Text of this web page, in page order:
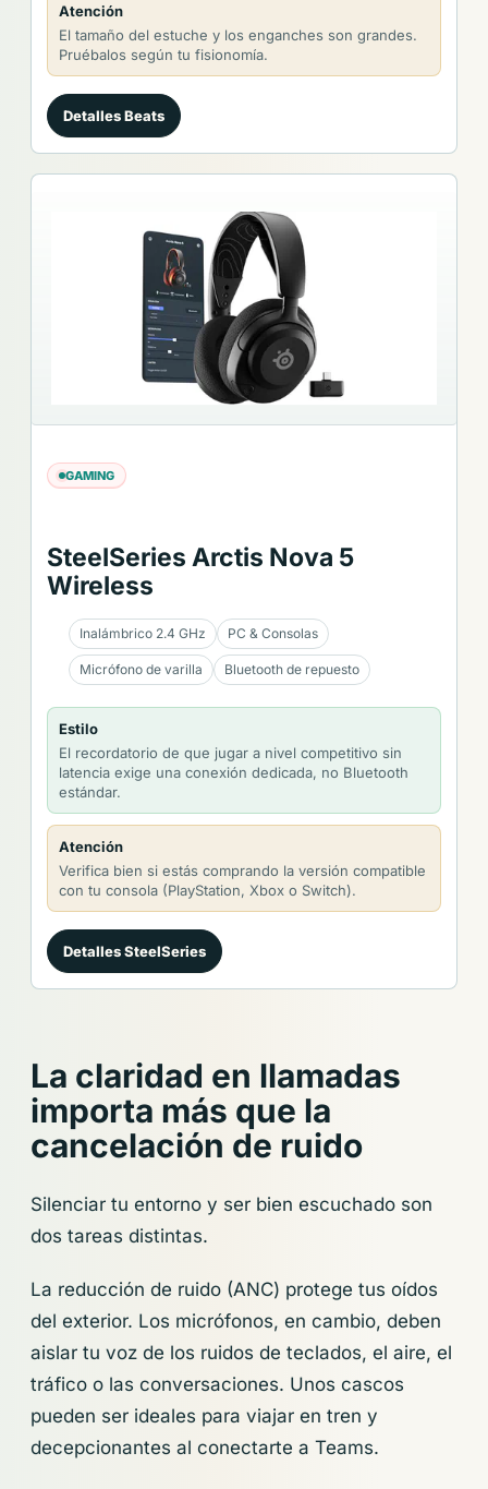
Atención
El tamaño del estuche y los enganches son grandes.
Pruébalos según tu fisionomía.
Detalles Beats
GAMING
SteelSeries Arctis Nova 5
Wireless
Inalámbrico 2.4 GHz PC & Consolas
Micrófono de varilla Bluetooth de repuesto
Estilo
El recordatorio de que jugar a nivel competitivo sin
latencia exige una conexión dedicada, no Bluetooth
estándar.
Atención
Verifica bien si estás comprando la versión compatible
con tu consola (PlayStation, Xbox o Switch).
Detalles SteelSeries
La claridad en llamadas
importa más que la
cancelación de ruido
Silenciar tu entorno y ser bien escuchado son
dos tareas distintas.
La reducción de ruido (ANC) protege tus oídos
del exterior. Los micrófonos, en cambio, deben
aislar tu voz de los ruidos de teclados, el aire, el
tráfico o las conversaciones. Unos cascos
pueden ser ideales para viajar en tren y
decepcionantes al conectarte a Teams.